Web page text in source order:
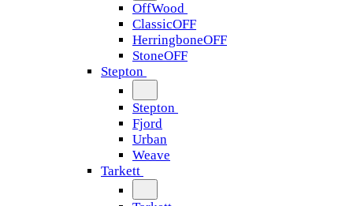
OffWood
ClassicOFF
HerringboneOFF
StoneOFF
Stepton
Stepton
Fjord
Urban
Weave
Tarkett